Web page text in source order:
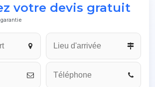
votre devis gratuit